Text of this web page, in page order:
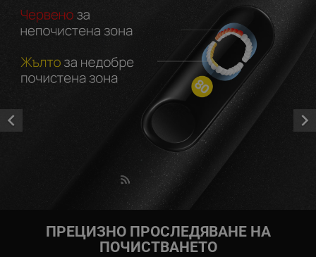
ПРЕЦИЗНО ПРОСЛЕДЯВАНЕ НА
ПОЧИСТВАНЕТО​
 